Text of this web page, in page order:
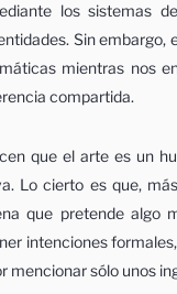
los sistemas
Sin embargo,
mientras nos
compartida.
que el arte es un
Lo cierto es que,
que pretende algo
intenciones
mencionar sólo unos